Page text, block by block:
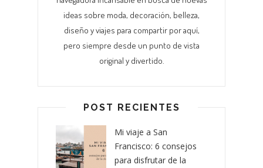
ideas sobre moda, decoración, belleza,
diseño y viajes para compartir por aquí,
pero siempre desde un punto de vista
original y divertido.
POST RECIENTES
Mi viaje a San
Francisco: 6 consejos
para disfrutar de la